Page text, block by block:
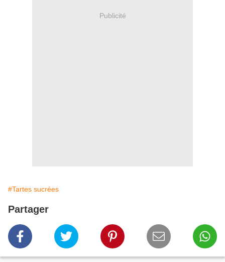
Publicité
#Tartes sucrées
Partager